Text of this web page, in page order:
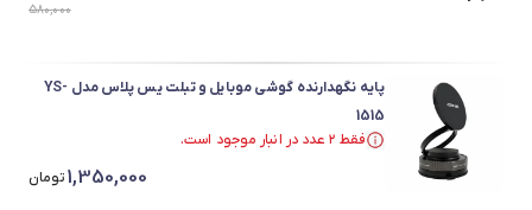
580,000
پایه نگهدارنده گوشی موبایل و تبلت یس پلاس مدل YS-
1515
فقط ۲ عدد در انبار موجود است.
1,350,000تومان